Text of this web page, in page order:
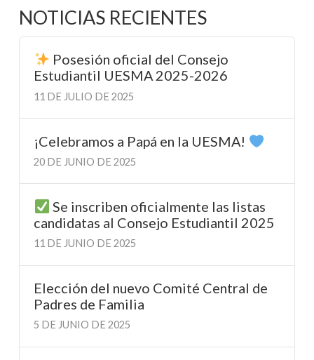
NOTICIAS RECIENTES
Posesión oficial del Consejo
Estudiantil UESMA 2025-2026
11 DE JULIO DE 2025
¡Celebramos a Papá en la UESMA!
20 DE JUNIO DE 2025
Se inscriben oficialmente las listas
candidatas al Consejo Estudiantil 2025
11 DE JUNIO DE 2025
Elección del nuevo Comité Central de
Padres de Familia
5 DE JUNIO DE 2025